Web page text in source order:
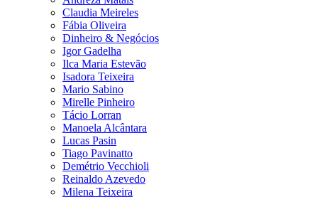
Claudia Meireles
Fábia Oliveira
Dinheiro & Negócios
Igor Gadelha
Ilca Maria Estevão
Isadora Teixeira
Mario Sabino
Mirelle Pinheiro
Tácio Lorran
Manoela Alcântara
Lucas Pasin
Tiago Pavinatto
Demétrio Vecchioli
Reinaldo Azevedo
Milena Teixeira